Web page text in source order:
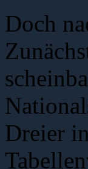
Doch
Dreier